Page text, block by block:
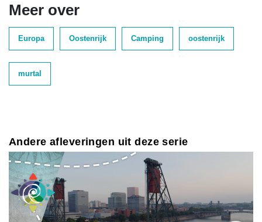
Meer over
Europa Oostenrijk Camping oostenrijk
murtal
Andere afleveringen uit deze serie